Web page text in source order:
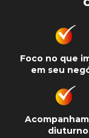
Foco no que
em seu
diuturno